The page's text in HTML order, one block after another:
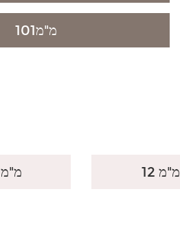
101מ"מ
10 מ"מ 12 מ"מ